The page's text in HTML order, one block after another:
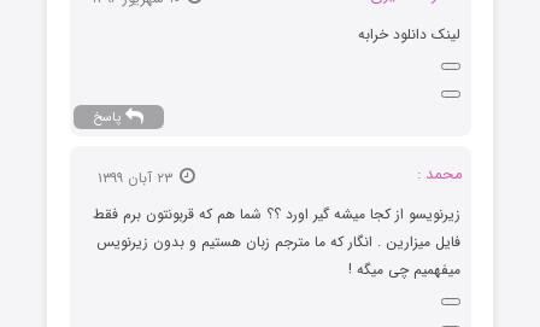
لینک دانلود خرابه
پاسخ
محمد :
زیرنویسو از کجا میشه گیر اورد ؟؟ شما هم که قربونتون برم فقط
فایل میزارین . انگار که ما مترجم زبان هستیم و بدون زیرنویس
میفهمیم چی میگه !